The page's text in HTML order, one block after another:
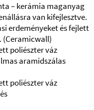
– kerámia maganyag
van kifejlesztve.
erdeményeket és fejlett
poliészter váz
aramidszálas
poliészter váz